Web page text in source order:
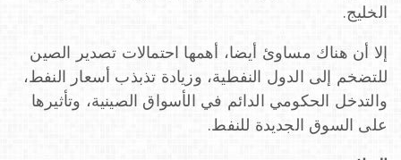
الخليج.
إلا أن هناك مساوئ أيضا، أهمها احتمالات تصدير الصين
للتضخم إلى الدول النفطية، وزيادة تذبذب أسعار النفط،
والتدخل الحكومي الدائم في الأسواق الصينية، وتأثيرها
على السوق الجديدة للنفط.